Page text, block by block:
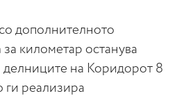
дополнителното
километар останува
делниците на Коридорот 8
ги реализира